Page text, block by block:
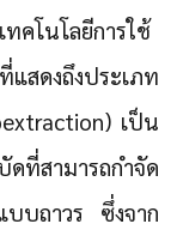
คโนโลยีการใช้
ดงถึงประเภท
เป็น
ที่สามารถกำจัด
บถาวร ซึ่งจาก